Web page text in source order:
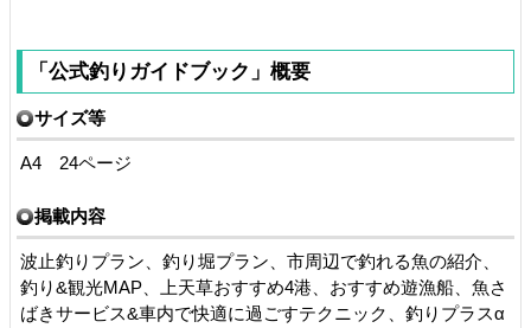
「公式釣りガイドブック」概要
サイズ等
A4 24ページ
掲載内容
波止釣りプラン、釣り堀プラン、市周辺で釣れる魚の紹介、
釣り&観光MAP、上天草おすすめ4港、おすすめ遊漁船、魚さ
ばきサービス&車内で快適に過ごすテクニック、釣りプラスα